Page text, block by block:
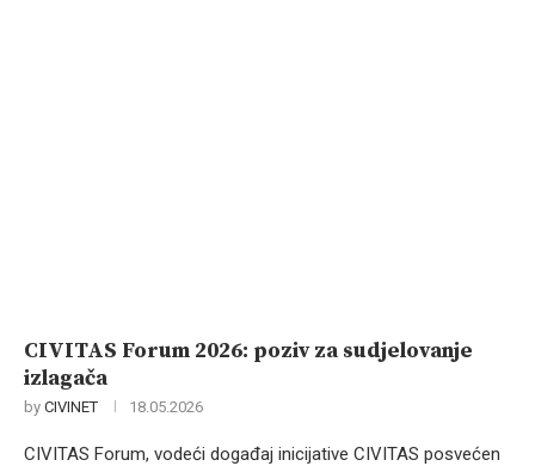
CIVITAS Forum 2026: poziv za sudjelovanje
izlagača
by CIVINET 18.05.2026
CIVITAS Forum, vodeći događaj inicijative CIVITAS posvećen